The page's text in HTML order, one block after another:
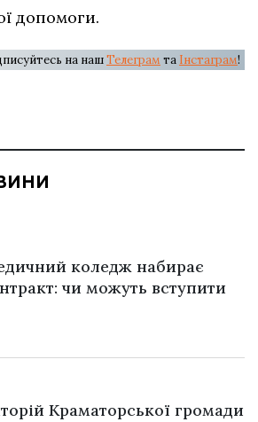
допомоги.
на нашТелеграм та Інстаграм!
коледж набирає
чи можуть вступити
Краматорської громади